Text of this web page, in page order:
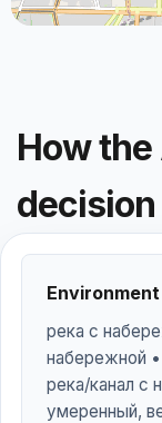
How
decision
Environment
река с
набережной
река/канал с
умеренный,